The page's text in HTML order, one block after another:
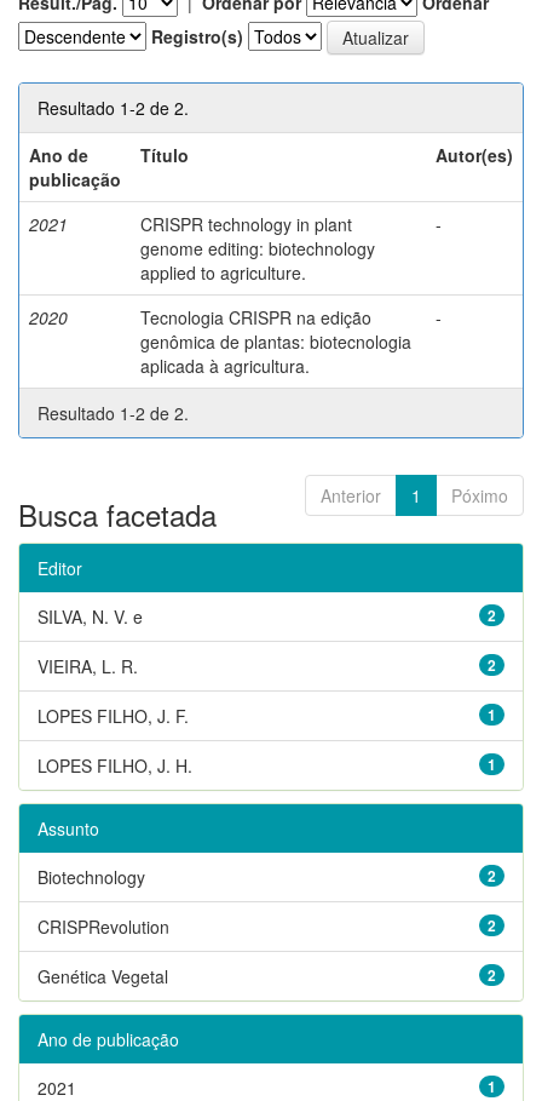
Registro(s)
Resultado 1-2 de 2.
Ano de
publicação
Título Autor(es)
2021
CRISPR technology in plant
genome editing: biotechnology
applied to agriculture.
-
2020
Tecnologia CRISPR na edição
genômica de plantas: biotecnologia
aplicada à agricultura.
-
Resultado 1-2 de 2.
Anterior 1 Póximo
Busca facetada
Editor
2
SILVA, N. V. e
2
VIEIRA, L. R.
1
LOPES FILHO, J. F.
1
LOPES FILHO, J. H.
Assunto
2
Biotechnology
2
CRISPRevolution
2
Genética Vegetal
Ano de publicação
1
2021